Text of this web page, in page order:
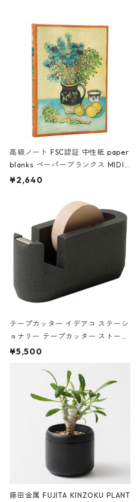
高級ノート FSC認証 中性紙 paper
blanks ペーパーブランクス MIDI
ハードカバー 罫線 ヴァン・ゴッホ
¥2,640
テープカッター イデアコ ステーシ
ョナリー テープカッター ストーン
サンドカラー 石調 ideaco Station
¥5,500
藤田金属 FUJITA KINZOKU PLANT